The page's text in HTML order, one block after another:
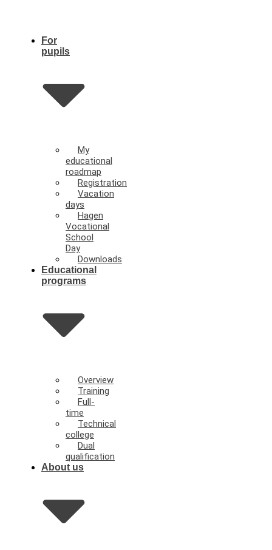
For
pupils
My
educational
roadmap
Registration
Vacation
days
Hagen
Vocational
School
Day
Downloads
Educational
programs
Overview
Training
Full-
time
Technical
college
Dual
qualification
About us